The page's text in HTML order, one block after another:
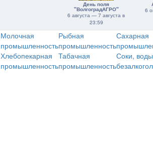
День поля
"ВолгоградАГРО"
6 августа — 7 августа в
23:59
6
Молочная
промышленность
Рыбная
промышленность
Сахарная
Хлебопекарная
промышленность
Табачная
промышленность
Соки,